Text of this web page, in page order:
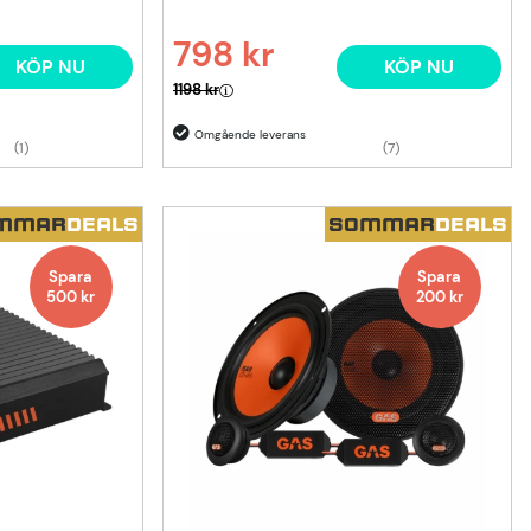
(1)
KÖP NU 798 kr
Ordinarie pris:
1198 kr
(7)
KÖP NU
DEALS
Spara
500kr
SOMMARDEALS
Spara
200kr